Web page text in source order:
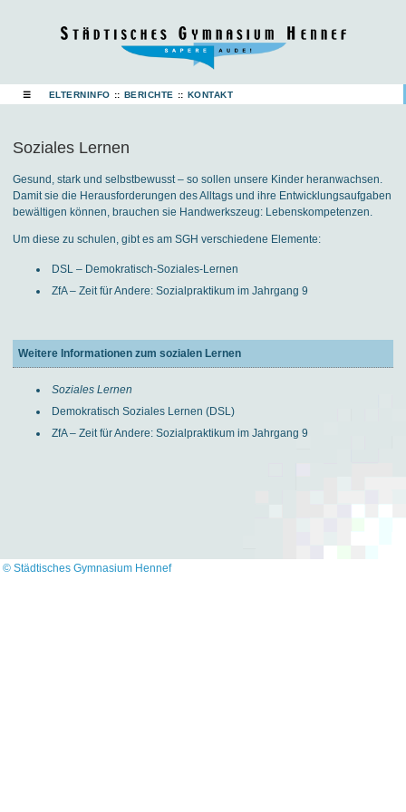
☰ ELTERNINFO :: BERICHTE :: KONTAKT
Soziales Lernen
Gesund, stark und selbstbewusst – so sollen unsere Kinder heranwachsen.
Damit sie die Herausforderungen des Alltags und ihre Entwicklungsaufgaben
bewältigen können, brauchen sie Handwerkszeug: Lebenskompetenzen.
Um diese zu schulen, gibt es am SGH verschiedene Elemente:
DSL – Demokratisch-Soziales-Lernen
ZfA – Zeit für Andere: Sozialpraktikum im Jahrgang 9
Weitere Informationen zum sozialen Lernen
Soziales Lernen
Demokratisch Soziales Lernen (DSL)
ZfA – Zeit für Andere: Sozialpraktikum im Jahrgang 9
© Städtisches Gymnasium Hennef